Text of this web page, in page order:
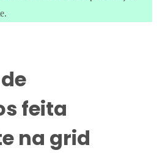
feita
na grid